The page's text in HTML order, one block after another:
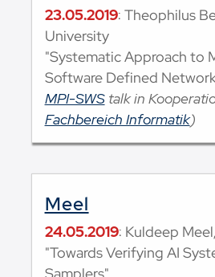
23.05.2019: Theophilus
University
"Systematic Approach to
Software Defined
MPI-SWStalk in
Fachbereich Informatik)
Meel
24.05.2019: Kuldeep Meel,
"Towards Verifying AI
Samplers"